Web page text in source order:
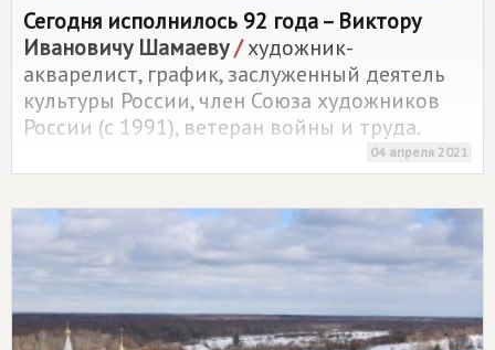
Сегодня исполнилось 92 года – Виктору
Ивановичу Шамаеву/художник-
акварелист, график, заслуженный деятель
культуры России, член Союза художников
России (с 1991), ветеран войны и труда.
04 апреля 2021